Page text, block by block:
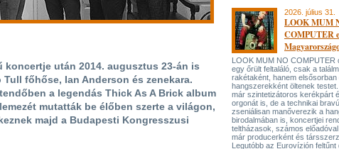
koncertje után 2014. augusztus 23-án is
főhőse, Ian Anderson és zenekara.
a legendás Thick As A Brick album
mutatták be élőben szerte a világon,
majd a Budapesti Kongresszusi
2026. július 31.
LOOK MUM
COMPUTER
LOOK MUM NO COMPUTER
egy őrült feltaláló, csak a
rakétaként, hanem elsősorban
hangszerekként öltenek
már szintetizátoros kerékpárt
orgonát is, de a technikai
zseniálisan manőverezik a
birodalmában is, koncertjei
teltházasok, számos
már producerként és
Legutóbb az Eurovízión feltűnt